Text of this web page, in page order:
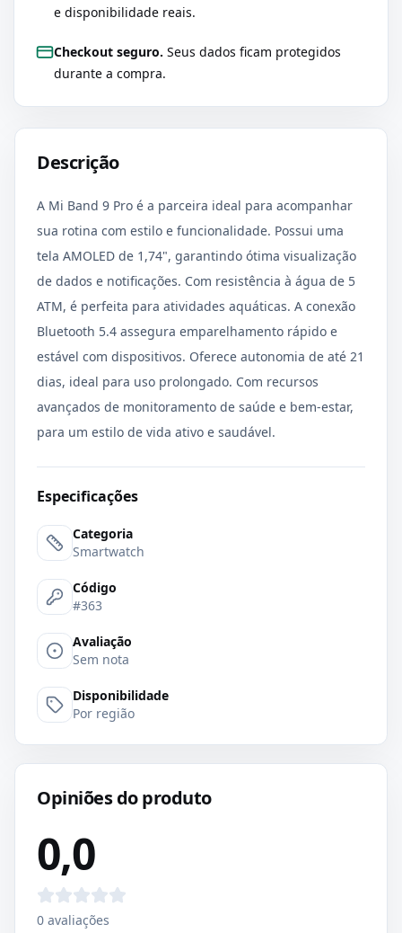
e disponibilidade reais.
Checkout seguro. Seus dados ficam protegidos
durante a compra.
Descrição
A Mi Band 9 Pro é a parceira ideal para acompanhar
sua rotina com estilo e funcionalidade. Possui uma
tela AMOLED de 1,74", garantindo ótima visualização
de dados e notificações. Com resistência à água de 5
ATM, é perfeita para atividades aquáticas. A conexão
Bluetooth 5.4 assegura emparelhamento rápido e
estável com dispositivos. Oferece autonomia de até 21
dias, ideal para uso prolongado. Com recursos
avançados de monitoramento de saúde e bem-estar,
para um estilo de vida ativo e saudável.
Especificações
Categoria
Smartwatch
Código
#363
Avaliação
Sem nota
Disponibilidade
Por região
Opiniões do produto
0,0
0 avaliações